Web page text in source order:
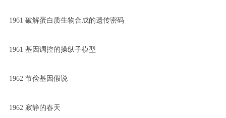
1961 破解蛋白质生物合成的遗传密码
1961 基因调控的操纵子模型
1962 节俭基因假说
1962 寂静的春天